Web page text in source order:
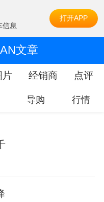
信息
打开APP
文章
片 经销商 点评
导购 行情